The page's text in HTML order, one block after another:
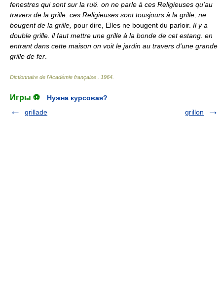
fenestres qui sont sur la ruë. on ne parle à ces Religieuses qu'au
travers de la grille. ces Religieuses sont tousjours à la grille, ne
bougent de la grille, pour dire, Elles ne bougent du parloir. Il y a
double grille. il faut mettre une grille à la bonde de cet estang. en
entrant dans cette maison on voit le jardin au travers d'une grande
grille de fer
Dictionnaire de l'Académie française 1964
Игры ⚽
Нужна курсовая?
grillade
grillon